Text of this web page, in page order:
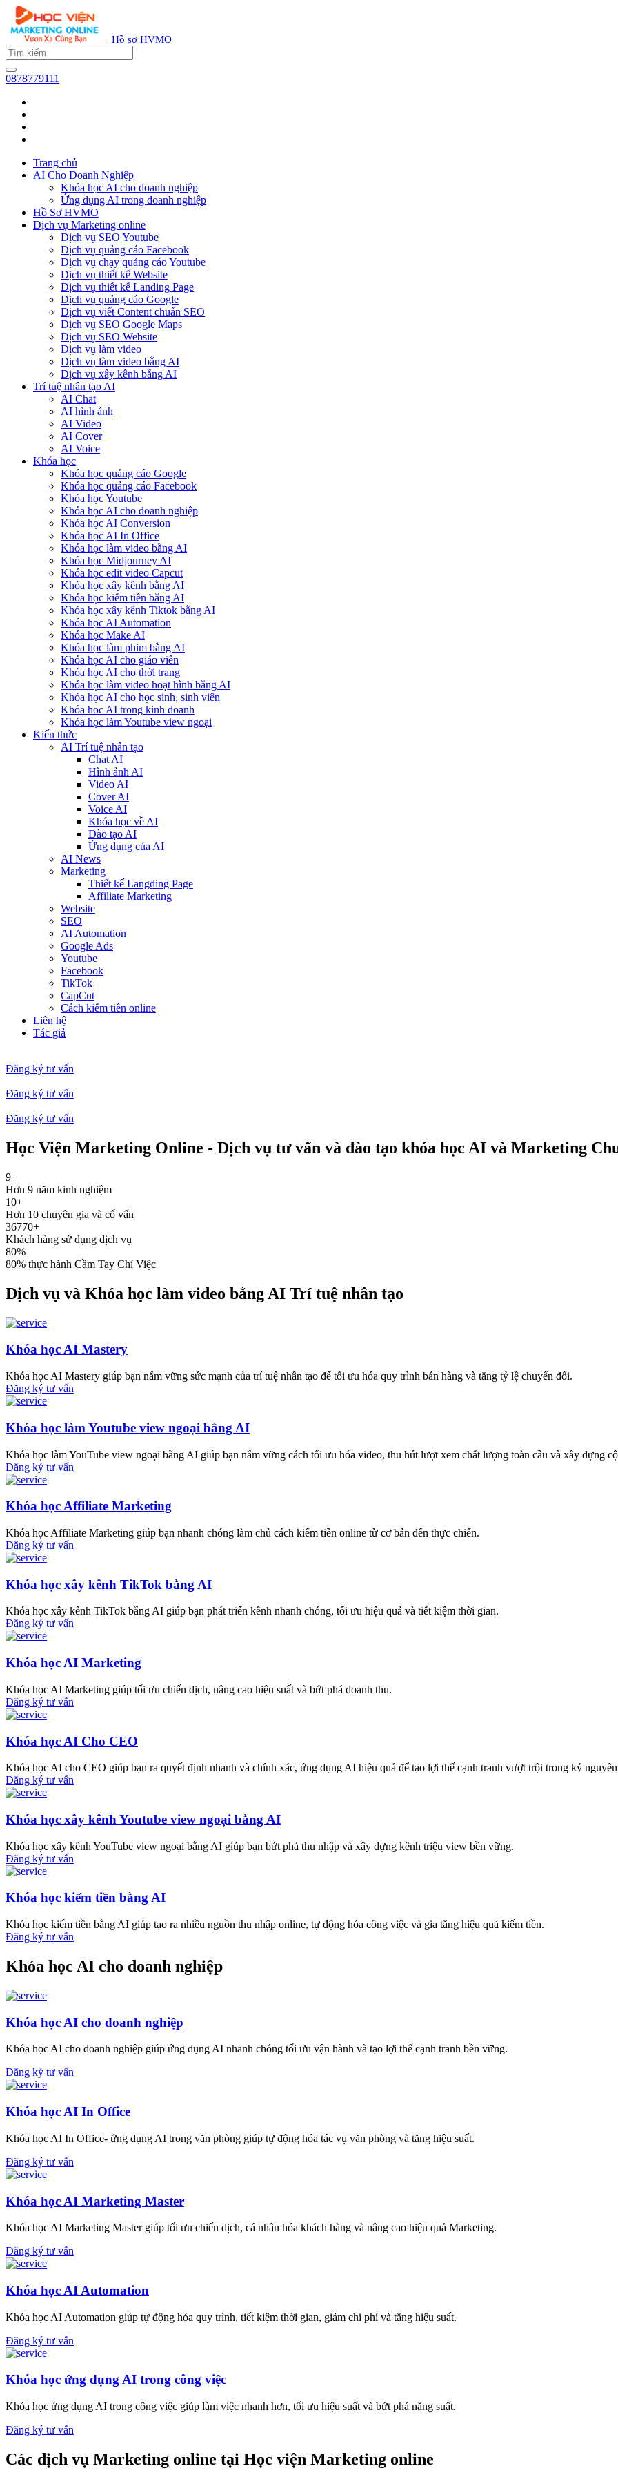
Hồ sơ HVMO
0878779111
Trang chủ
AI Cho Doanh Nghiệp
Khóa học AI cho doanh nghiệp
Ứng dụng AI trong doanh nghiệp
Hồ Sơ HVMO
Dịch vụ Marketing online
Dịch vụ SEO Youtube
Dịch vụ quảng cáo Facebook
Dịch vụ chạy quảng cáo Youtube
Dịch vụ thiết kế Website
Dịch vụ thiết kế Landing Page
Dịch vụ quảng cáo Google
Dịch vụ viết Content chuẩn SEO
Dịch vụ SEO Google Maps
Dịch vụ SEO Website
Dịch vụ làm video
Dịch vụ làm video bằng AI
Dịch vụ xây kênh bằng AI
Trí tuệ nhân tạo AI
AI Chat
AI hình ảnh
AI Video
AI Cover
AI Voice
Khóa học
Khóa học quảng cáo Google
Khóa học quảng cáo Facebook
Khóa học Youtube
Khóa học AI cho doanh nghiệp
Khóa học AI Conversion
Khóa học AI In Office
Khóa học làm video bằng AI
Khóa học Midjourney AI
Khóa học edit video Capcut
Khóa học xây kênh bằng AI
Khóa học kiếm tiền bằng AI
Khóa học xây kênh Tiktok bằng AI
Khóa học AI Automation
Khóa học Make AI
Khóa học làm phim bằng AI
Khóa học AI cho giáo viên
Khóa học AI cho thời trang
Khóa học làm video hoạt hình bằng AI
Khóa học AI cho học sinh, sinh viên
Khóa hoc AI trong kinh doanh
Khóa học làm Youtube view ngoại
Kiến thức
AI Trí tuệ nhân tạo
Chat AI
Hình ảnh AI
Video AI
Cover AI
Voice AI
Khóa học về AI
Đào tạo AI
Ứng dụng của AI
AI News
Marketing
Thiết kế Langding Page
Affiliate Marketing
Website
SEO
AI Automation
Google Ads
Youtube
Facebook
TikTok
CapCut
Cách kiếm tiền online
Liên hệ
Tác giả
Đăng ký tư vấn
Đăng ký tư vấn
Đăng ký tư vấn
Học Viện Marketing Online - Dịch vụ tư vấn và đào tạo khóa học AI và Marketing
9+
Hơn 9 năm kinh nghiệm
10+
Hơn 10 chuyên gia và cố vấn
36770+
Khách hàng sử dụng dịch vụ
80%
80% thực hành Cầm Tay Chỉ Việc
Dịch vụ và Khóa học làm video bằng AI Trí tuệ nhân tạo
Khóa học AI Mastery
Khóa học AI Mastery giúp bạn nắm vững sức mạnh của trí tuệ nhân tạo để tối ưu hóa quy trình bán hàng và tăng tỷ lệ chuyển đổi.
Đăng ký tư vấn
Khóa học làm Youtube view ngoại bằng AI
Khóa học làm YouTube view ngoại bằng AI giúp bạn nắm vững cách tối ưu hóa video, thu hút lượt xem chất lượng toàn cầu và xây dựng
Đăng ký tư vấn
Khóa học Affiliate Marketing
Khóa học Affiliate Marketing giúp bạn nhanh chóng làm chủ cách kiếm tiền online từ cơ bản đến thực chiến.
Đăng ký tư vấn
Khóa học xây kênh TikTok bằng AI
Khóa học xây kênh TikTok bằng AI giúp bạn phát triển kênh nhanh chóng, tối ưu hiệu quả và tiết kiệm thời gian.
Đăng ký tư vấn
Khóa học AI Marketing
Khóa học AI Marketing giúp tối ưu chiến dịch, nâng cao hiệu suất và bứt phá doanh thu.
Đăng ký tư vấn
Khóa học AI Cho CEO
Khóa học AI cho CEO giúp bạn ra quyết định nhanh và chính xác, ứng dụng AI hiệu quả để tạo lợi thế cạnh tranh vượt trội trong kỷ
Đăng ký tư vấn
Khóa học xây kênh Youtube view ngoại bằng AI
Khóa học xây kênh YouTube view ngoại bằng AI giúp bạn bứt phá thu nhập và xây dựng kênh triệu view bền vững.
Đăng ký tư vấn
Khóa học kiếm tiền bằng AI
Khóa học kiếm tiền bằng AI giúp tạo ra nhiều nguồn thu nhập online, tự động hóa công việc và gia tăng hiệu quả kiếm tiền.
Đăng ký tư vấn
Khóa học AI cho doanh nghiệp
Khóa học AI cho doanh nghiệp
Khóa học AI cho doanh nghiệp giúp ứng dụng AI nhanh chóng tối ưu vận hành và tạo lợi thế cạnh tranh bền vững.
Đăng ký tư vấn
Khóa học AI In Office
Khóa học AI In Office- ứng dụng AI trong văn phòng giúp tự động hóa tác vụ văn phòng và tăng hiệu suất.
Đăng ký tư vấn
Khóa học AI Marketing Master
Khóa học AI Marketing Master giúp tối ưu chiến dịch, cá nhân hóa khách hàng và nâng cao hiệu quả Marketing.
Đăng ký tư vấn
Khóa học AI Automation
Khóa học AI Automation giúp tự động hóa quy trình, tiết kiệm thời gian, giảm chi phí và tăng hiệu suất.
Đăng ký tư vấn
Khóa học ứng dụng AI trong công việc
Khóa học ứng dụng AI trong công việc giúp làm việc nhanh hơn, tối ưu hiệu suất và bứt phá năng suất.
Đăng ký tư vấn
Các dịch vụ Marketing online tại Học viện Marketing online